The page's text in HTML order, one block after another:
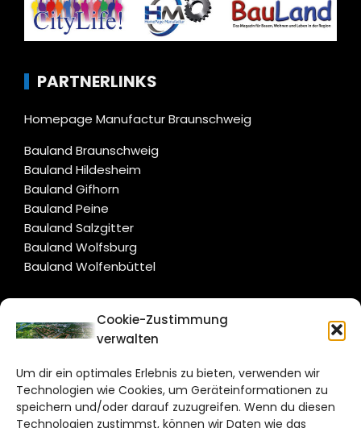
Cookie-Zustimmung
verwalten
Um dir ein optimales Erlebnis zu bieten, verwenden wir
Technologien wie Cookies, um Geräteinformationen zu
speichern und/oder darauf zuzugreifen. Wenn du diesen
Technologien zustimmst, können wir Daten wie das
PARTNERLINKS
Homepage Manufactur Braunschweig
Bauland Braunschweig
Bauland Hildesheim
Bauland Gifhorn
Bauland Peine
Bauland Salzgitter
Bauland Wolfsburg
Bauland Wolfenbüttel
CITYLIFE!
Bruchtorwall 12
38100 Braunschweig
Telefon: 0531 387220 – 65